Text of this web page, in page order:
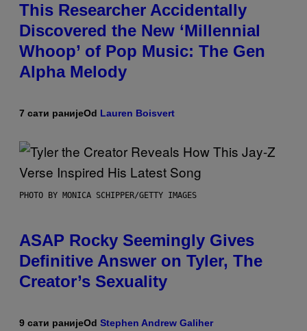
This Researcher Accidentally
Discovered the New ‘Millennial
Whoop’ of Pop Music: The Gen
Alpha Melody
7 сати ранијеOd Lauren Boisvert
PHOTO BY MONICA SCHIPPER/GETTY IMAGES
ASAP Rocky Seemingly Gives
Definitive Answer on Tyler, The
Creator’s Sexuality
9 сати ранијеOd Stephen Andrew Galiher